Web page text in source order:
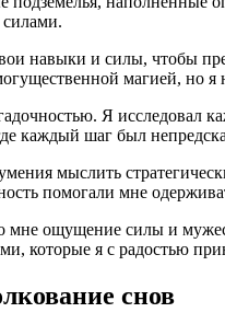
силами.
навыки и силы, чтобы
магией, но я
Я исследовал
каждый шаг был
мыслить
помогали мне
ощущение силы и
я с радостью
снов